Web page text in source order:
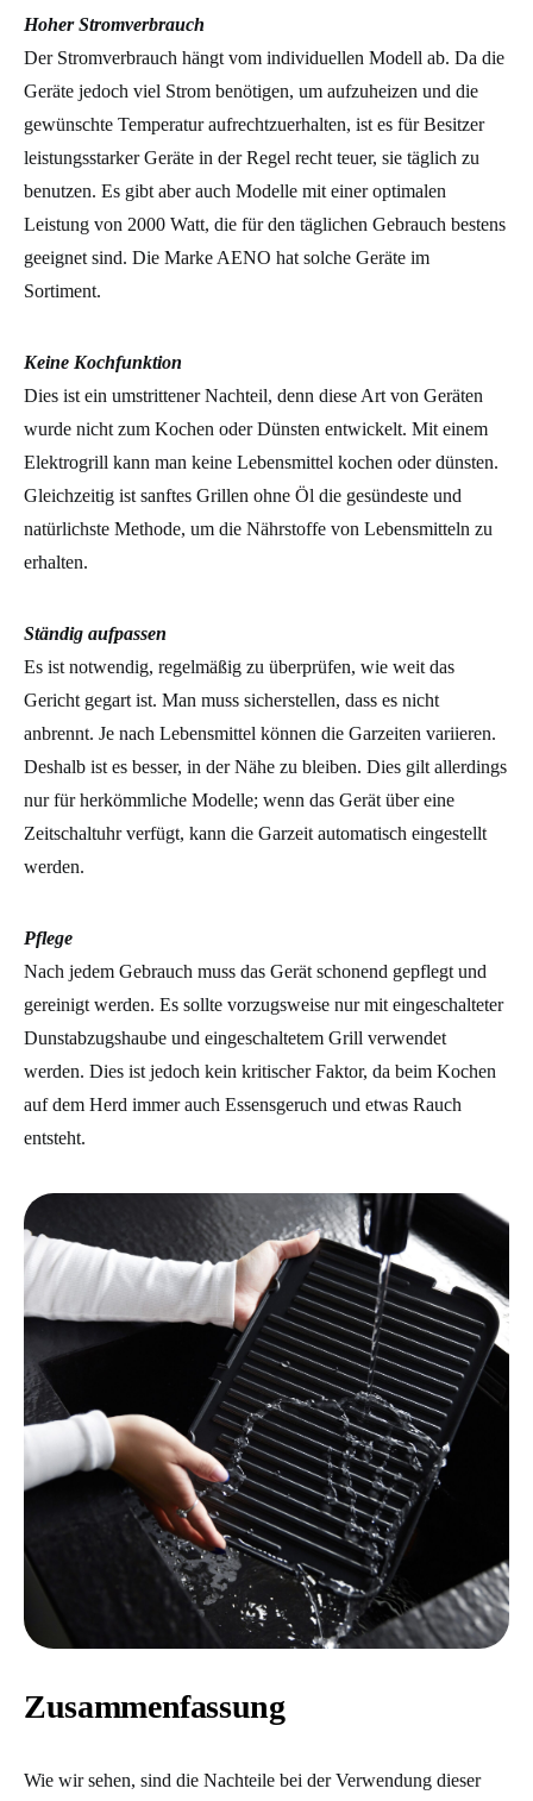
Hoher Stromverbrauch
Der Stromverbrauch hängt vom individuellen Modell ab. Da die
Geräte jedoch viel Strom benötigen, um aufzuheizen und die
gewünschte Temperatur aufrechtzuerhalten, ist es für Besitzer
leistungsstarker Geräte in der Regel recht teuer, sie täglich zu
benutzen. Es gibt aber auch Modelle mit einer optimalen
Leistung von 2000 Watt, die für den täglichen Gebrauch bestens
geeignet sind. Die Marke AENO hat solche Geräte im
Sortiment.
Keine Kochfunktion
Dies ist ein umstrittener Nachteil, denn diese Art von Geräten
wurde nicht zum Kochen oder Dünsten entwickelt. Mit einem
Elektrogrill kann man keine Lebensmittel kochen oder dünsten.
Gleichzeitig ist sanftes Grillen ohne Öl die gesündeste und
natürlichste Methode, um die Nährstoffe von Lebensmitteln zu
erhalten.
Ständig aufpassen
Es ist notwendig, regelmäßig zu überprüfen, wie weit das
Gericht gegart ist. Man muss sicherstellen, dass es nicht
anbrennt. Je nach Lebensmittel können die Garzeiten variieren.
Deshalb ist es besser, in der Nähe zu bleiben. Dies gilt allerdings
nur für herkömmliche Modelle; wenn das Gerät über eine
Zeitschaltuhr verfügt, kann die Garzeit automatisch eingestellt
werden.
Pflege
Nach jedem Gebrauch muss das Gerät schonend gepflegt und
gereinigt werden. Es sollte vorzugsweise nur mit eingeschalteter
Dunstabzugshaube und eingeschaltetem Grill verwendet
werden. Dies ist jedoch kein kritischer Faktor, da beim Kochen
auf dem Herd immer auch Essensgeruch und etwas Rauch
entsteht.
Zusammenfassung
Wie wir sehen, sind die Nachteile bei der Verwendung dieser